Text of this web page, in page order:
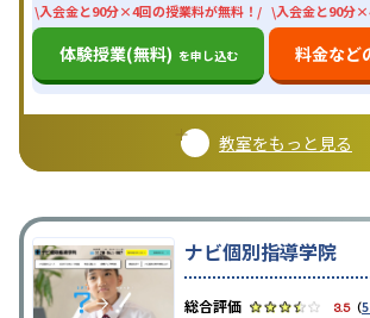
\入会金と90分×4回の授業料が無料！/
体験授業(無料) を申し込む
\入会金と90分
料金など
教室をもっと見る
ナビ個別指導学院
3.5（